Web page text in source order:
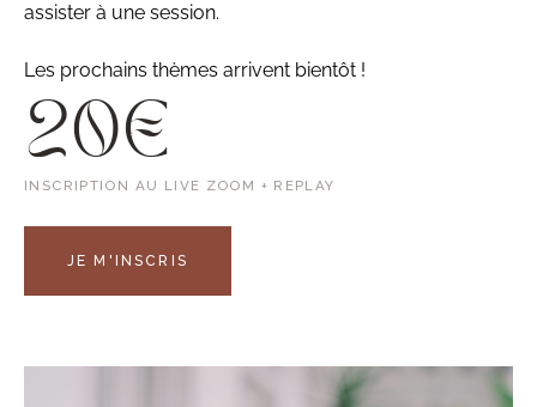
assister à une session.
Les prochains thèmes arrivent bientôt !
20€
INSCRIPTION AU LIVE ZOOM + REPLAY
JE M'INSCRIS